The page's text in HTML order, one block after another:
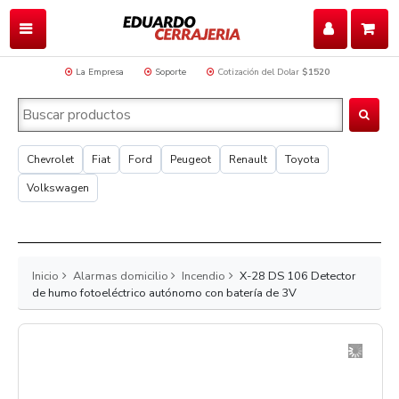
La Empresa Soporte Cotización del Dolar $1520
Chevrolet Fiat Ford Peugeot Renault
Toyota
Volkswagen
Inicio Alarmas domicilio Incendio
X-28 DS 106 Detector
de humo fotoeléctrico autónomo con batería de 3V